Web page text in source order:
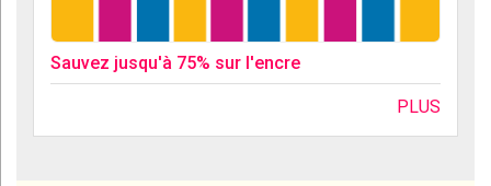
Sauvez jusqu'à 75% sur l'encre
PLUS